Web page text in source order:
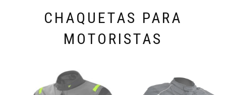
CHAQUETAS PARA
MOTORISTAS